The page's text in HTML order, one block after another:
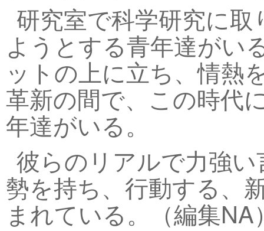
研究室で科学研究に
ようとする青年達がい
ットの上に立ち、情熱
革新の間で、この時代
年達がいる。
彼らのリアルで力強
勢を持ち、行動する、
まれている。（編集NA